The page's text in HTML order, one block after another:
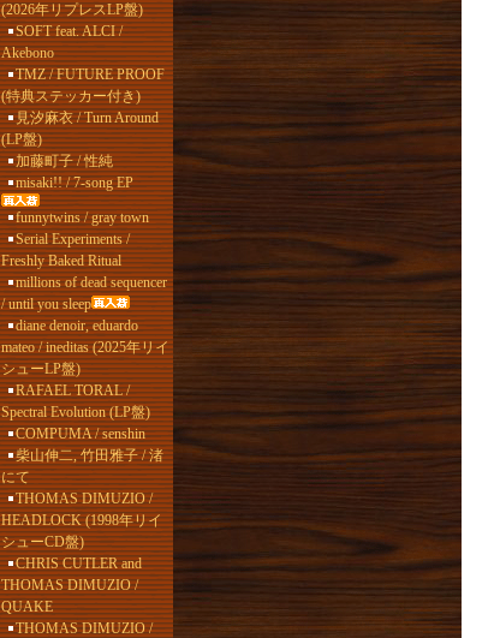
(2026年リプレスLP盤)
SOFT feat. ALCI /
Akebono
TMZ / FUTURE PROOF
(特典ステッカー付き)
見汐麻衣 / Turn Around
(LP盤)
加藤町子 / 性純
misaki!! / 7-song EP
funnytwins / gray town
Serial Experiments /
Freshly Baked Ritual
millions of dead sequencer
/ until you sleep
diane denoir, eduardo
mateo / ineditas (2025年リイ
シューLP盤)
RAFAEL TORAL /
Spectral Evolution (LP盤)
COMPUMA / senshin
柴山伸二, 竹田雅子 / 渚
にて
THOMAS DIMUZIO /
HEADLOCK (1998年リイ
シューCD盤)
CHRIS CUTLER and
THOMAS DIMUZIO /
QUAKE
THOMAS DIMUZIO /